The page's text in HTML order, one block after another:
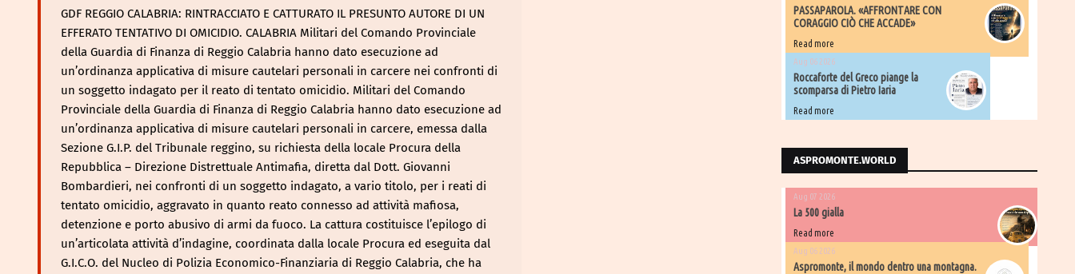
GDF REGGIO CALABRIA: RINTRACCIATO E CATTURATO IL PRESUNTO AUTORE DI UN
EFFERATO TENTATIVO DI OMICIDIO. CALABRIA Militari del Comando Provinciale
della Guardia di Finanza di Reggio Calabria hanno dato esecuzione ad
un’ordinanza applicativa di misure cautelari personali in carcere nei confronti di
un soggetto indagato per il reato di tentato omicidio. Militari del Comando
Provinciale della Guardia di Finanza di Reggio Calabria hanno dato esecuzione ad
un’ordinanza applicativa di misure cautelari personali in carcere, emessa dalla
Sezione G.I.P. del Tribunale reggino, su richiesta della locale Procura della
Repubblica – Direzione Distrettuale Antimafia, diretta dal Dott. Giovanni
Bombardieri, nei confronti di un soggetto indagato, a vario titolo, per i reati di
tentato omicidio, aggravato in quanto reato connesso ad attività mafiosa,
detenzione e porto abusivo di armi da fuoco. La cattura costituisce l’epilogo di
un’articolata attività d’indagine, coordinata dalla locale Procura ed eseguita dal
G.I.C.O. del Nucleo di Polizia Economico-Finanziaria di Reggio Calabria, che ha
PASSAPAROLA. «AFFRONTARE CON
CORAGGIO CIÒ CHE ACCADE»
Read more
Aug 06 2026
Roccaforte del Greco piange la
scomparsa di Pietro Iaria
Read more
ASPROMONTE.WORLD
Aug 07 2026
La 500 gialla
Read more
Aug 06 2026
Aspromonte, il mondo dentro una montagna.